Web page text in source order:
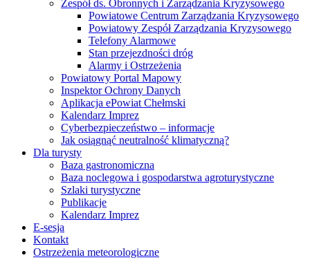
Zespół ds. Obronnych i Zarządzania Kryzysowego
Powiatowe Centrum Zarządzania Kryzysowego
Powiatowy Zespół Zarządzania Kryzysowego
Telefony Alarmowe
Stan przejezdności dróg
Alarmy i Ostrzeżenia
Powiatowy Portal Mapowy
Inspektor Ochrony Danych
Aplikacja ePowiat Chełmski
Kalendarz Imprez
Cyberbezpieczeństwo – informacje
Jak osiągnąć neutralność klimatyczną?
Dla turysty
Baza gastronomiczna
Baza noclegowa i gospodarstwa agroturystyczne
Szlaki turystyczne
Publikacje
Kalendarz Imprez
E-sesja
Kontakt
Ostrzeżenia meteorologiczne